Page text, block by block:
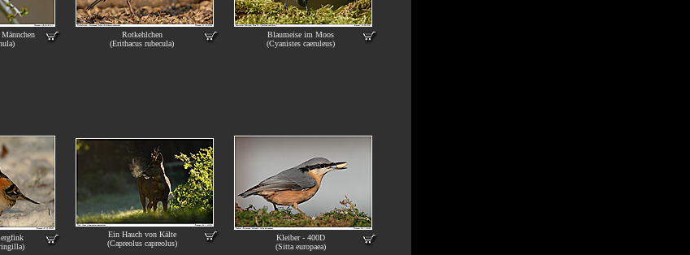
Rotkehlchen
(Erithacus rubecula)
Blaumeise im Moos
(Cyanistes caeruleus)
Ein Hauch von Kälte
(Capreolus capreolus)
Kleiber - 400D
(Sitta europaea)